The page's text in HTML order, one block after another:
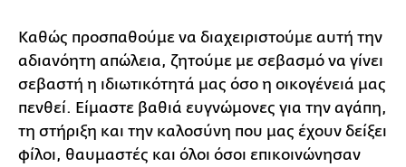
Καθώς προσπαθούμε να διαχειριστούμε αυτή την
αδιανόητη απώλεια, ζητούμε με σεβασμό να γίνει
σεβαστή η ιδιωτικότητά μας όσο η οικογένειά μας
πενθεί. Είμαστε βαθιά ευγνώμονες για την αγάπη,
τη στήριξη και την καλοσύνη που μας έχουν δείξει
φίλοι, θαυμαστές και όλοι όσοι επικοινώνησαν